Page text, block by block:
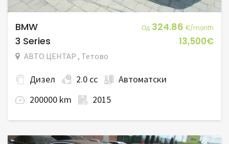
BMW Од 324.86 €/month
3 Series 13,500€
АВТО ЦЕНТАР , Тетово
Дизел 2.0 cc
Автоматски
200000 km
2015